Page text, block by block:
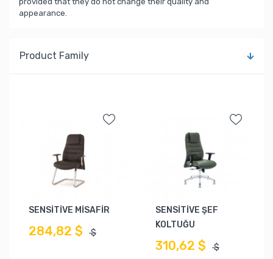
appearance.
Product Family
SENSİTİVE MİSAFİR
284,82 $ $
SENSİTİVE ŞEF
KOLTUĞU
310,62 $ $